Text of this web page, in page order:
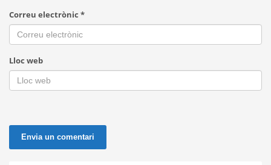
Correu electrònic *
Lloc web